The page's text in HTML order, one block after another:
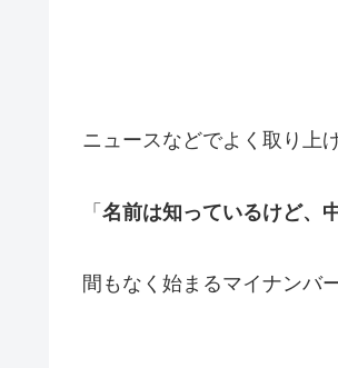
ニュースなどでよく取り上
「 名前は知っているけど、
間もなく始まるマイナンバ